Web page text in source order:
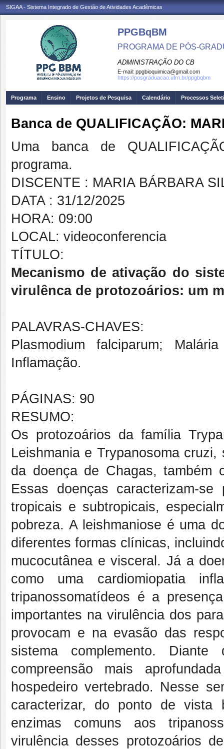
SIGAA - Sistema Integrado de Gestão de Atividades Acadêmicas
PPGBqBM
PROGRAMA DE PÓS-
ADMINISTRAÇÃO DO CB
E-mail: ppgbioquimica@gmail.com
https://posgraduacao.ufrn.br/ppgbqbm
Programa Ensino Projetos de Pesquisa Calendário Processos
Banca de QUALIFICAÇÃO:
Uma banca de
programa.
DISCENTE : MARIA BÁRBARA
DATA : 31/12/2025
HORA: 09:00
LOCAL: videoconferencia
TÍTULO:
Mecanismo de ativação do
virulênca de protozoários: um
PALAVRAS-CHAVES:
Plasmodium falciparum;
Inflamação.
PÁGINAS: 90
RESUMO:
Os protozoários da família
Leishmania e Trypanosoma
da doença de Chagas, também
Essas doenças caracterizam-
tropicais e subtropicais,
pobreza. A leishmaniose é uma
diferentes formas clínicas,
mucocutânea e visceral. Já a
como uma cardiomiopatia
tripanossomatídeos é a
importantes na virulência dos
provocam e na evasão das
sistema complemento.
compreensão mais
hospedeiro vertebrado. Nesse
caracterizar, do ponto de vista
enzimas comuns aos
virulência desses protozoários